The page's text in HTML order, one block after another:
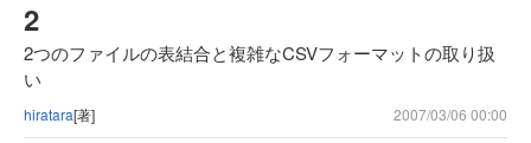
2
2つのファイルの表結合と複雑なCSVフォーマットの取り扱
い
hiratara[著] 2007/03/06 00:00